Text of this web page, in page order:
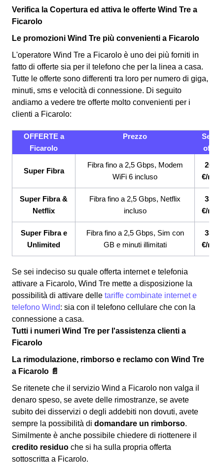
Verifica la Copertura ed attiva le offerte Wind Tre a
Ficarolo
Le promozioni Wind Tre più convenienti a Ficarolo
L'operatore Wind Tre a Ficarolo è uno dei più forniti in
fatto di offerte sia per il telefono che per la linea a casa.
Tutte le offerte sono differenti tra loro per numero di giga,
minuti, sms e velocità di connessione. Di seguito
andiamo a vedere tre offerte molto convenienti per i
clienti a Ficarolo:
OFFERTE a
Ficarolo
Prezzo
Super Fibra
Fibra fino a 2,5 Gbps, Modem
WiFi 6 incluso
€/
Super Fibra &
Netflix
Fibra fino a 2,5 Gbps, Netflix
incluso
€/
Super Fibra e
Unlimited
Fibra fino a 2,5 Gbps, Sim con
GB e minuti illimitati
€/
Se sei indeciso su quale offerta internet e telefonia
attivare a Ficarolo, Wind Tre mette a disposizione la
possibilità di attivare delle tariffe combinate internet e
telefono Wind: sia con il telefono cellulare che con la
connessione a casa.
Tutti i numeri Wind Tre per l'assistenza clienti a
Ficarolo
La rimodulazione, rimborso e reclamo con Wind Tre
a Ficarolo 📄
Se ritenete che il servizio Wind a Ficarolo non valga il
denaro speso, se avete delle rimostranze, se avete
subito dei disservizi o degli addebiti non dovuti, avete
sempre la possibilità di domandare un rimborso.
Similmente è anche possibile chiedere di riottenere il
credito residuo che si ha sulla propria offerta
sottoscritta a Ficarolo.